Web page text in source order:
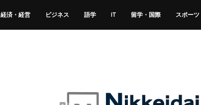
経済・経営 ビジネス 語学 IT 留学・国際 スポーツ